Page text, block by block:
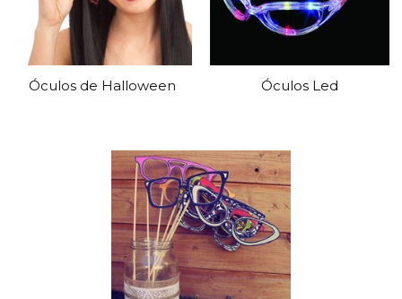
Óculos de Halloween Óculos Led